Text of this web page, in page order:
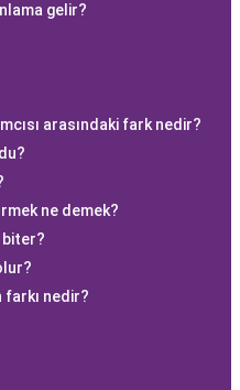
gelir?
arasındaki fark nedir?
ne demek?
biter?
nedir?